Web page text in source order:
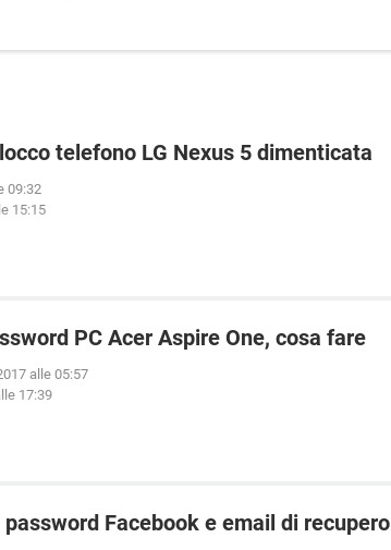
telefono LG Nexus 5 dimenticata
09:32
15:15
PC Acer Aspire One, cosa fare
alle 05:57
17:39
Facebook e email di recupero